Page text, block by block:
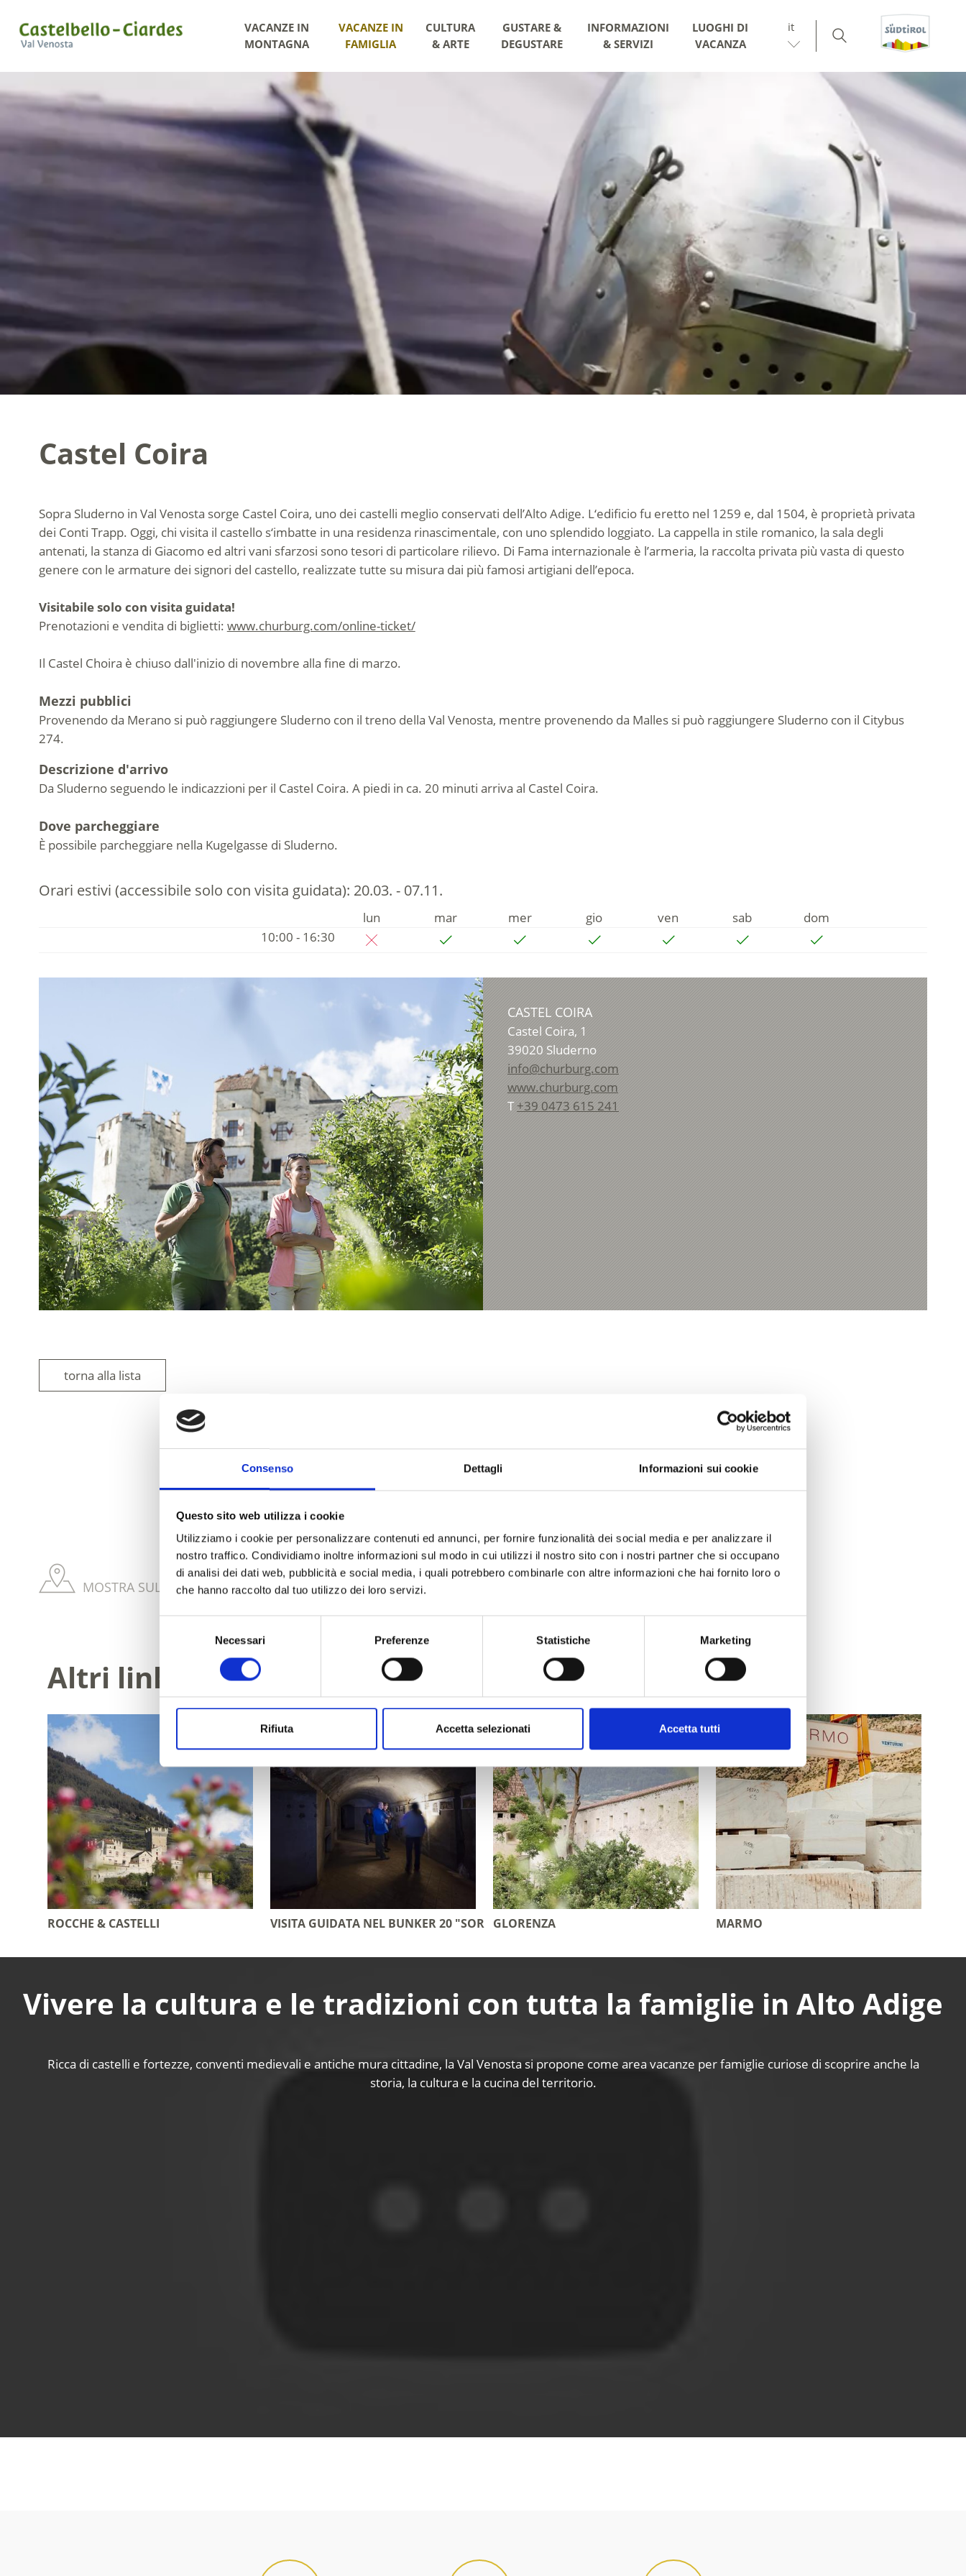
Consenso Dettagli Informazioni sui cookie
Questo sito web utilizza i cookie
Utilizziamo i cookie per personalizzare contenuti ed annunci, per fornire funzionalità dei social media e per analizzare il
nostro traffico. Condividiamo inoltre informazioni sul modo in cui utilizzi il nostro sito con i nostri partner che si occupano
di analisi dei dati web, pubblicità e social media, i quali potrebbero combinarle con altre informazioni che hai fornito loro o
che hanno raccolto dal tuo utilizzo dei loro servizi.
Necessari Preferenze Statistiche Marketing
Rifiuta Accetta selezionati Accetta tutti
VACANZE IN
MONTAGNA
VACANZE IN
FAMIGLIA
CULTURA
& ARTE
GUSTARE &
DEGUSTARE
INFORMAZIONI
& SERVIZI
LUOGHI DI
VACANZA
it
Castel Coira
Sopra Sluderno in Val Venosta sorge Castel Coira, uno dei castelli meglio conservati dell’Alto Adige. L‘edificio fu eretto nel 1259 e, dal 1504, è proprietà privata
dei Conti Trapp. Oggi, chi visita il castello s‘imbatte in una residenza rinascimentale, con uno splendido loggiato. La cappella in stile romanico, la sala degli
antenati, la stanza di Giacomo ed altri vani sfarzosi sono tesori di particolare rilievo. Di Fama internazionale è l’armeria, la raccolta privata più vasta di questo
genere con le armature dei signori del castello, realizzate tutte su misura dai più famosi artigiani dell’epoca.
Visitabile solo con visita guidata!
Prenotazioni e vendita di biglietti: www.churburg.com/online-ticket/
Il Castel Choira è chiuso dall'inizio di novembre alla fine di marzo.
Mezzi pubblici
Provenendo da Merano si può raggiungere Sluderno con il treno della Val Venosta, mentre provenendo da Malles si può raggiungere Sluderno con il Citybus
274.
Descrizione d'arrivo
Da Sluderno seguendo le indicazzioni per il Castel Coira. A piedi in ca. 20 minuti arriva al Castel Coira.
Dove parcheggiare
È possibile parcheggiare nella Kugelgasse di Sluderno.
Orari estivi (accessibile solo con visita guidata): 20.03. - 07.11.
lun mar mer gio ven sab
dom
10:00 - 16:30
CASTEL COIRA
Castel Coira, 1
39020 Sluderno
info@churburg.com
www.churburg.com
T+39 0473 615 241
torna alla lista
MOSTRA SULLA CARTINA ALTRI ROCCHE & CASTELLI IN VAL VENOSTA
Altri link interessanti
ROCCHE & CASTELLI VISITA GUIDATA NEL BUNKER 20 "SORGENTE DELL'ADIGE"
GLORENZA MARMO
Vivere la cultura e le tradizioni con tutta la famiglie in Alto Adige
Ricca di castelli e fortezze, conventi medievali e antiche mura cittadine, la Val Venosta si propone come area vacanze per famiglie curiose di scoprire anche la
storia, la cultura e la cucina del territorio.